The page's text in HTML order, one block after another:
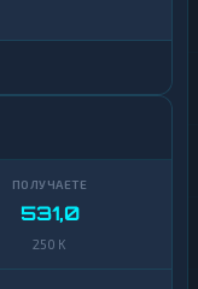
531,0
250 K